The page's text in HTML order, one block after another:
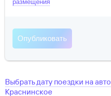
размещения
Выбрать дату поездки на
Краснинское